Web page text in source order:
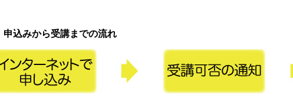
申込みから受講までの流れ